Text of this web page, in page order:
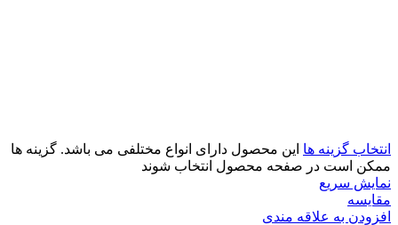
انتخاب گزینه ها این محصول دارای انواع مختلفی می باشد. گزینه ها
ممکن است در صفحه محصول انتخاب شوند
نمایش سریع
مقايسه
افزودن به علاقه مندی